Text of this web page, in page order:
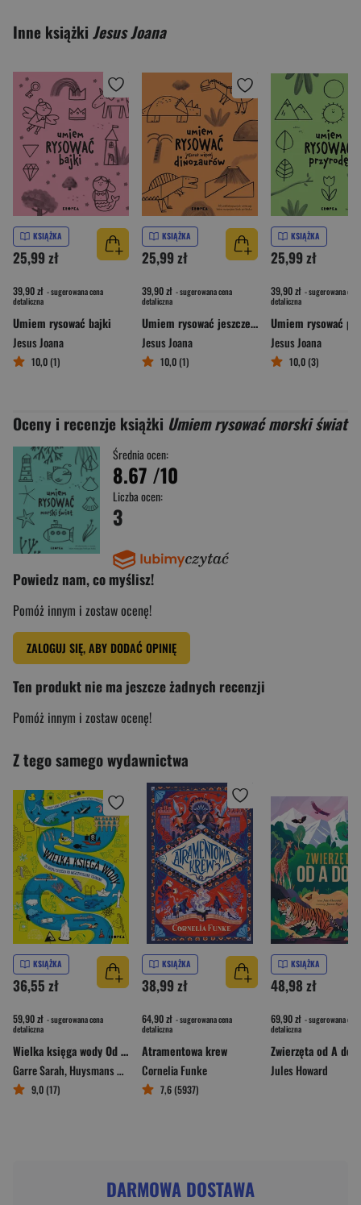
Inne książki Jesus Joana
KSIĄŻKA
25,99 zł
39,90 zł - sugerowana cena
detaliczna
Umiem rysować bajki
Jesus Joana
10,0 (1)
KSIĄŻKA
25,99 zł
39,90 zł - sugerowana cena
detaliczna
Umiem rysować jeszcze więcej dinozaurów
Jesus Joana
10,0 (1)
KSIĄŻKA
25,99 zł
39,90 zł - sugerowana cena
detaliczna
Umiem rysować
Jesus Joana
10,0 (3)
Oceny i recenzje książki Umiem rysować morski świat
Średnia ocen:
8.67 /10
Liczba ocen:
3
Powiedz nam, co myślisz!
Pomóż innym i zostaw ocenę!
ZALOGUJ SIĘ, ABY DODAĆ OPINIĘ
Ten produkt nie ma jeszcze żadnych recenzji
Pomóż innym i zostaw ocenę!
Z tego samego wydawnictwa
KSIĄŻKA
36,55 zł
59,90 zł - sugerowana cena
detaliczna
Wielka księga wody Od kropli wody po niszczycielskie tsunami
Garre Sarah,Huysmans Marijke
9,0 (17)
KSIĄŻKA
38,99 zł
64,90 zł - sugerowana cena
detaliczna
Atramentowa krew
Cornelia Funke
7,6 (5937)
KSIĄŻKA
48,98 zł
69,90 zł - sugerowana cena
detaliczna
Jules Howard
DARMOWA DOSTAWA